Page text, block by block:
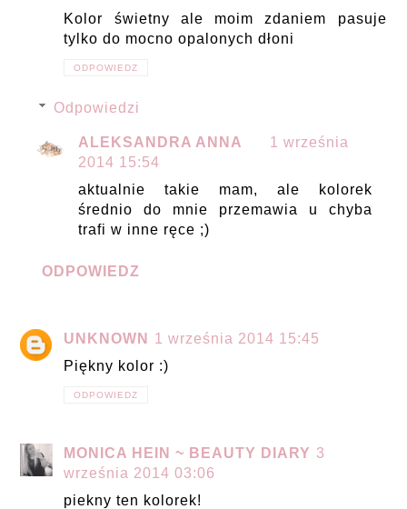
Kolor świetny ale moim zdaniem pasuje
tylko do mocno opalonych dłoni
ODPOWIEDZ
Odpowiedzi
ALEKSANDRA ANNA
1 września
2014 15:54
aktualnie takie mam, ale kolorek
średnio do mnie przemawia u chyba
trafi w inne ręce ;)
ODPOWIEDZ
UNKNOWN
1 września 2014 15:45
Piękny kolor :)
ODPOWIEDZ
MONICA HEIN ~ BEAUTY DIARY 3
września 2014 03:06
piekny ten kolorek!